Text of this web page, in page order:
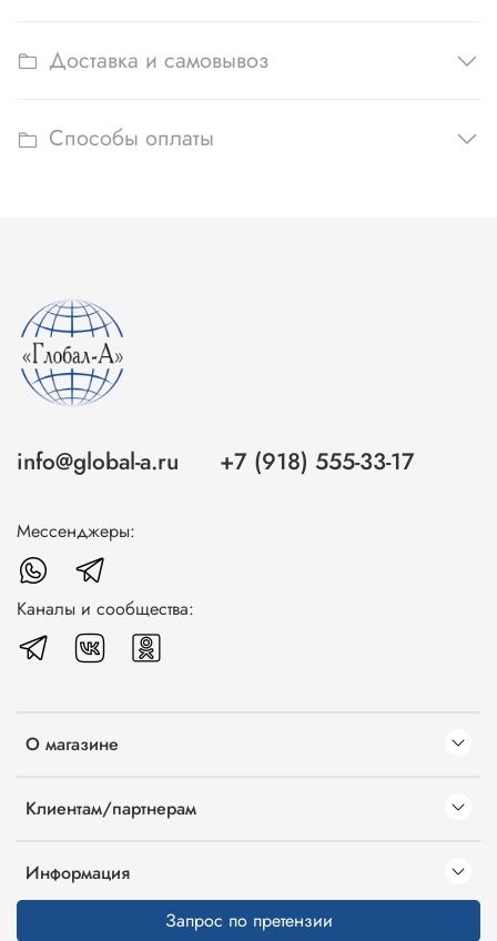
Доставка и самовывоз
Способы оплаты
О магазине
Клиентам/партнерам
Информация
Запрос по претензии
info@global-a.ru +7 (918) 555-33-17
Мессенджеры:
Каналы и сообщества: